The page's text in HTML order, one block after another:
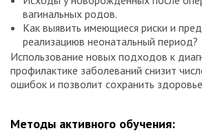
вагинальных родов.
Как выявить имеющиеся риски и
реализациюв неонатальный период?
Использование новых подходов к
профилактике заболеваний снизит
ошибок и позволит сохранить
Методы активного обучения: